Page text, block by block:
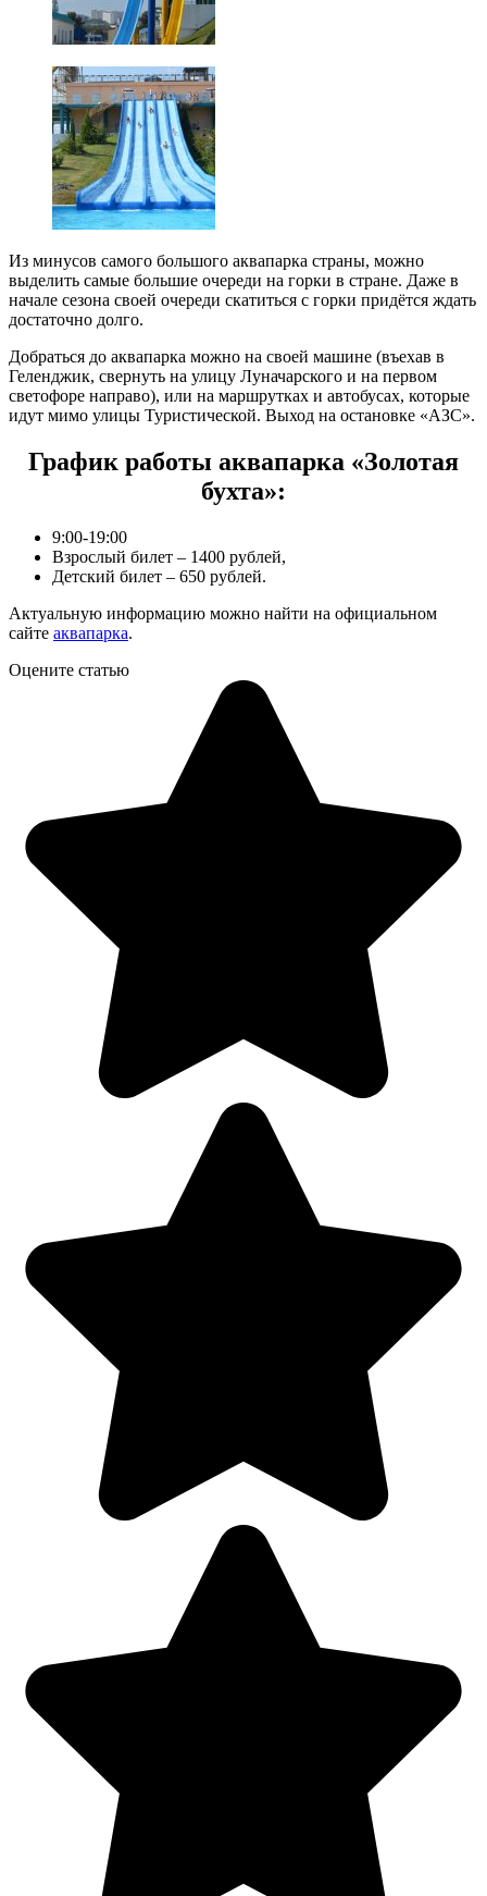
Из минусов самого большого аквапарка страны, можно
выделить самые большие очереди на горки в стране. Даже в
начале сезона своей очереди скатиться с горки придётся ждать
достаточно долго.
Добраться до аквапарка можно на своей машине (въехав в
Геленджик, свернуть на улицу Луначарского и на первом
светофоре направо), или на маршрутках и автобусах, которые
идут мимо улицы Туристической. Выход на остановке «АЗС».
График работы аквапарка «Золотая
бухта»:
9:00-19:00
Взрослый билет – 1400 рублей,
Детский билет – 650 рублей.
Актуальную информацию можно найти на официальном
сайте аквапарка.
Оцените статью